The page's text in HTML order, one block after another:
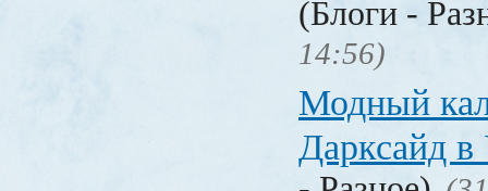
(Блоги -
14:56)
Модный
Дарксайд в